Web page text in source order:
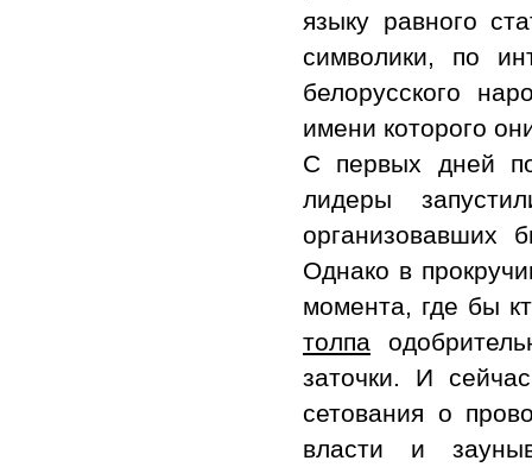
языку равного
символики, по
белорусского
имени которого
С первых дней
лидеры
организовавших
Однако в
момента, где бы
толпа
заточки. И
сетования о
власти и